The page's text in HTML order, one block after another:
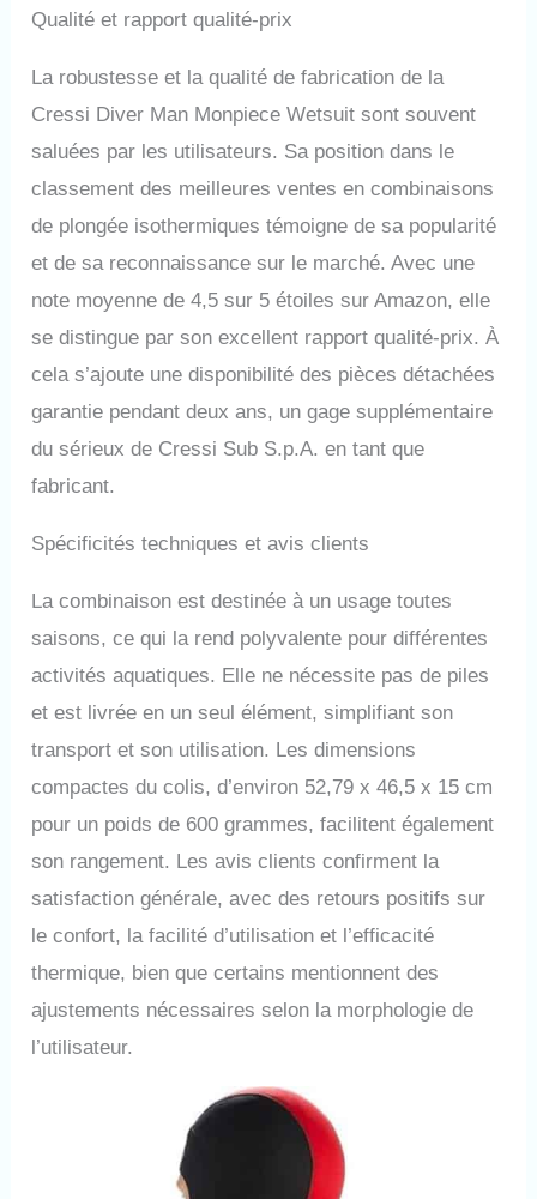
Qualité et rapport qualité-prix
La robustesse et la qualité de fabrication de la
Cressi Diver Man Monpiece Wetsuit sont souvent
saluées par les utilisateurs. Sa position dans le
classement des meilleures ventes en combinaisons
de plongée isothermiques témoigne de sa popularité
et de sa reconnaissance sur le marché. Avec une
note moyenne de 4,5 sur 5 étoiles sur Amazon, elle
se distingue par son excellent rapport qualité-prix. À
cela s’ajoute une disponibilité des pièces détachées
garantie pendant deux ans, un gage supplémentaire
du sérieux de Cressi Sub S.p.A. en tant que
fabricant.
Spécificités techniques et avis clients
La combinaison est destinée à un usage toutes
saisons, ce qui la rend polyvalente pour différentes
activités aquatiques. Elle ne nécessite pas de piles
et est livrée en un seul élément, simplifiant son
transport et son utilisation. Les dimensions
compactes du colis, d’environ 52,79 x 46,5 x 15 cm
pour un poids de 600 grammes, facilitent également
son rangement. Les avis clients confirment la
satisfaction générale, avec des retours positifs sur
le confort, la facilité d’utilisation et l’efficacité
thermique, bien que certains mentionnent des
ajustements nécessaires selon la morphologie de
l’utilisateur.